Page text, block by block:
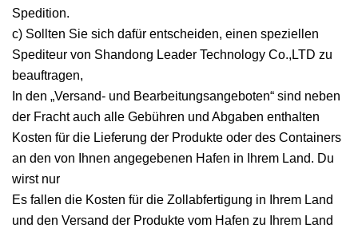
Spedition.
c) Sollten Sie sich dafür entscheiden, einen speziellen
Spediteur von Shandong Leader Technology Co.,LTD zu
beauftragen,
In den „Versand- und Bearbeitungsangeboten“ sind neben
der Fracht auch alle Gebühren und Abgaben enthalten
Kosten für die Lieferung der Produkte oder des Containers
an den von Ihnen angegebenen Hafen in Ihrem Land. Du
wirst nur
Es fallen die Kosten für die Zollabfertigung in Ihrem Land
und den Versand der Produkte vom Hafen zu Ihrem Land